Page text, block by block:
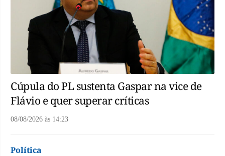
Cúpula do PL sustenta Gaspar na vice de
Flávio e quer superar críticas
08/08/2026 às 14:23
Política